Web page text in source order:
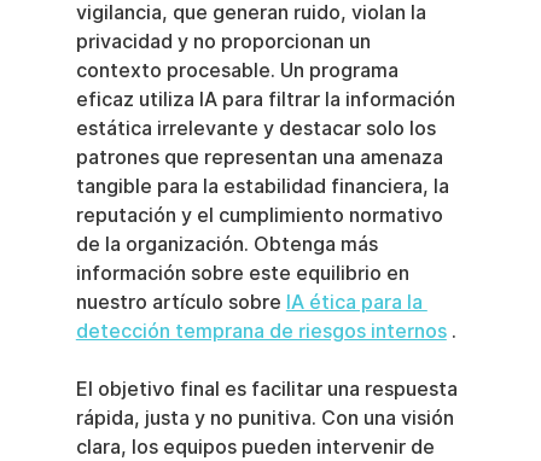
vigilancia, que generan ruido, violan la
privacidad y no proporcionan un
contexto procesable. Un programa
eficaz utiliza IA para filtrar la información
estática irrelevante y destacar solo los
patrones que representan una amenaza
tangible para la estabilidad financiera, la
reputación y el cumplimiento normativo
de la organización. Obtenga más
información sobre este equilibrio en
nuestro artículo sobre IA ética para la
detección temprana de riesgos internos .
El objetivo final es facilitar una respuesta
rápida, justa y no punitiva. Con una visión
clara, los equipos pueden intervenir de